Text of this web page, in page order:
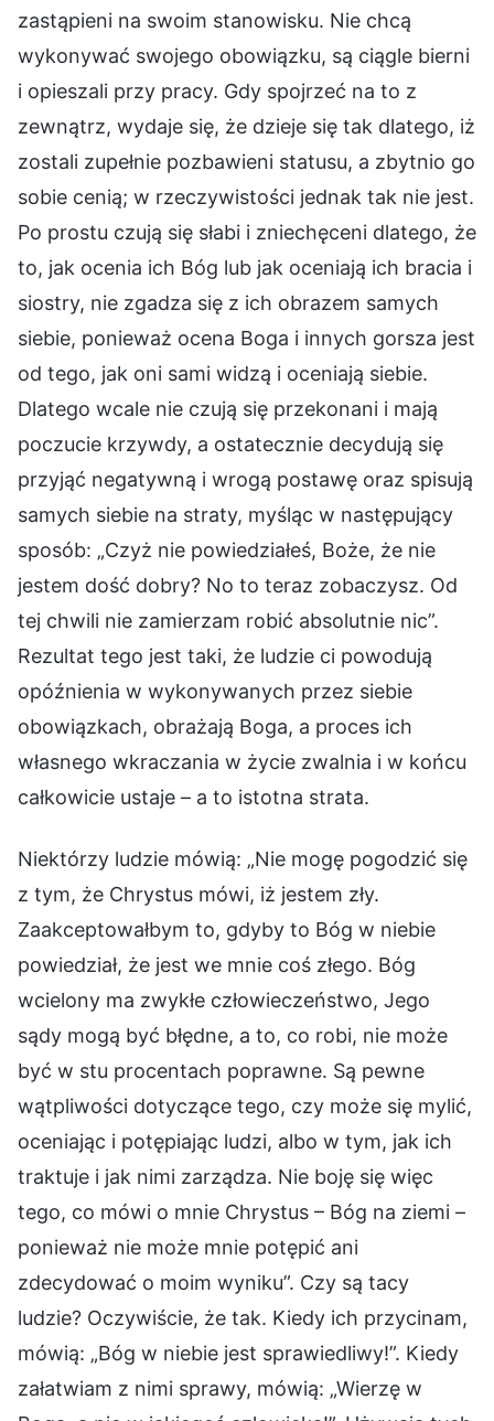
zastąpieni na swoim stanowisku. Nie chcą
wykonywać swojego obowiązku, są ciągle bierni
i opieszali przy pracy. Gdy spojrzeć na to z
zewnątrz, wydaje się, że dzieje się tak dlatego, iż
zostali zupełnie pozbawieni statusu, a zbytnio go
sobie cenią; w rzeczywistości jednak tak nie jest.
Po prostu czują się słabi i zniechęceni dlatego, że
to, jak ocenia ich Bóg lub jak oceniają ich bracia i
siostry, nie zgadza się z ich obrazem samych
siebie, ponieważ ocena Boga i innych gorsza jest
od tego, jak oni sami widzą i oceniają siebie.
Dlatego wcale nie czują się przekonani i mają
poczucie krzywdy, a ostatecznie decydują się
przyjąć negatywną i wrogą postawę oraz spisują
samych siebie na straty, myśląc w następujący
sposób: „Czyż nie powiedziałeś, Boże, że nie
jestem dość dobry? No to teraz zobaczysz. Od
tej chwili nie zamierzam robić absolutnie nic”.
Rezultat tego jest taki, że ludzie ci powodują
opóźnienia w wykonywanych przez siebie
obowiązkach, obrażają Boga, a proces ich
własnego wkraczania w życie zwalnia i w końcu
całkowicie ustaje – a to istotna strata.
Niektórzy ludzie mówią: „Nie mogę pogodzić się
z tym, że Chrystus mówi, iż jestem zły.
Zaakceptowałbym to, gdyby to Bóg w niebie
powiedział, że jest we mnie coś złego. Bóg
wcielony ma zwykłe człowieczeństwo, Jego
sądy mogą być błędne, a to, co robi, nie może
być w stu procentach poprawne. Są pewne
wątpliwości dotyczące tego, czy może się mylić,
oceniając i potępiając ludzi, albo w tym, jak ich
traktuje i jak nimi zarządza. Nie boję się więc
tego, co mówi o mnie Chrystus – Bóg na ziemi –
ponieważ nie może mnie potępić ani
zdecydować o moim wyniku”. Czy są tacy
ludzie? Oczywiście, że tak. Kiedy ich przycinam,
mówią: „Bóg w niebie jest sprawiedliwy!”. Kiedy
załatwiam z nimi sprawy, mówią: „Wierzę w